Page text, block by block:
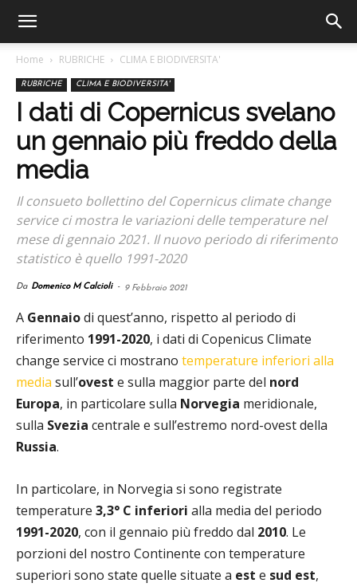
Home RUBRICHE CLIMA E BIODIVERSITA'
RUBRICHE CLIMA E BIODIVERSITA'
I dati di Copernicus svelano
un gennaio più freddo della
media
Il consueto bollettino del Copernicus climate change
service ci mostra le variazioni delle temperature nel
mese di gennaio 2021. Il nuovo periodo di riferimento
statistico è quello 1991-2020
Da Domenico M Calcioli - 9 Febbraio 2021
A Gennaiodi quest’anno, rispetto al periodo di
riferimento 1991-2020, i dati di Copenicus Climate
change service ci mostrano temperature inferiori alla
media sull’ovest e sulla maggior parte del nord
Europa, in particolare sulla Norvegia meridionale,
sulla Svezia centrale e sull’estremo nord-ovest della
Russia.
In particolare, in Norvegia si sono registrate
temperature 3,3° C inferiori alla media del periodo
1991-2020, con il gennaio più freddo dal 2010. Le
porzioni del nostro Continente con temperature
superiori sono state quelle situate a est e sud est,